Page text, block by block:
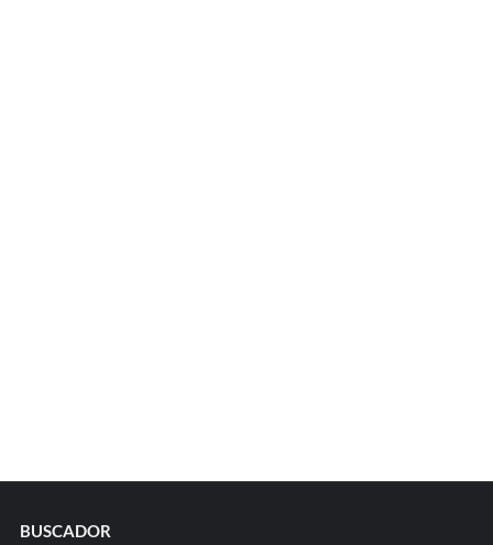
BUSCADOR